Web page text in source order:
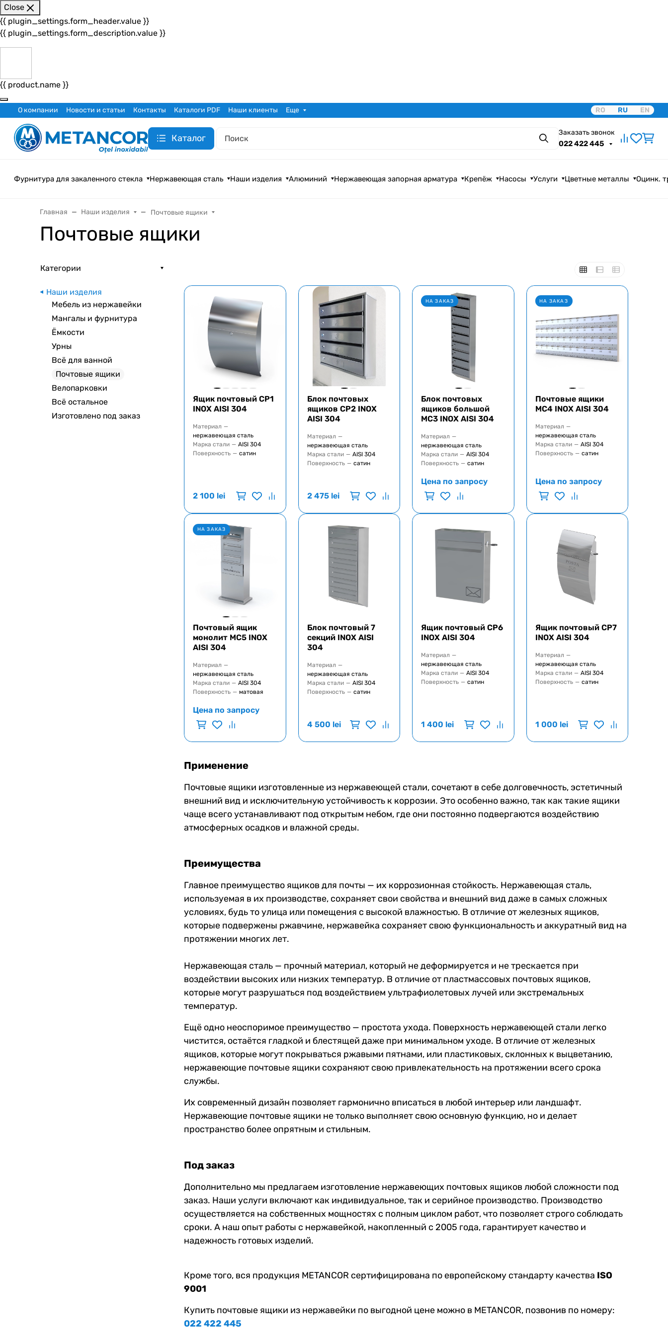
Close
{{ plugin_settings.form_header.value }}
{{ plugin_settings.form_description.value }}
{{ product.name }}
О компании Новости и статьи Контакты Каталоги PDF Наши клиенты Еще RO RU EN
Каталог Поиск
Заказать звонок
022 422 445
Фурнитура для закаленного стекла Нержавеющая сталь Наши изделия Алюминий Нержавеющая запорная арматура Крепёж Насосы Услуги Цветные металлы Оцинк.
Главная Наши изделия Почтовые ящики
Почтовые ящики
Категории
Наши изделия
Мебель из нержавейки
Мангалы и фурнитура
Ёмкости
Урны
Всё для ванной
Почтовые ящики
Велопарковки
Всё остальное
Изготовлено под заказ
Ящик почтовый CP1
INOX AISI 304
Материал —
нержавеющая сталь
Марка стали — AISI 304
Поверхность — сатин
2 100 lei
Блок почтовых
ящиков CP2 INOX
AISI 304
Материал —
нержавеющая сталь
Марка стали — AISI 304
Поверхность — сатин
2 475 lei
НА ЗАКАЗ
Блок почтовых
ящиков большой
MC3 INOX AISI 304
Материал —
нержавеющая сталь
Марка стали — AISI 304
Поверхность — сатин
Цена по запросу
НА ЗАКАЗ
Почтовые ящики
MC4 INOX AISI 304
Материал —
нержавеющая сталь
Марка стали — AISI 304
Поверхность — сатин
Цена по запросу
НА ЗАКАЗ
Почтовый ящик
монолит MC5 INOX
AISI 304
Материал —
нержавеющая сталь
Марка стали — AISI 304
Поверхность — матовая
Цена по запросу
Блок почтовый 7
секций INOX AISI
304
Материал —
нержавеющая сталь
Марка стали — AISI 304
Поверхность — сатин
4 500 lei
Ящик почтовый CP6
INOX AISI 304
Материал —
нержавеющая сталь
Марка стали — AISI 304
Поверхность — сатин
1 400 lei
Ящик почтовый CP7
INOX AISI 304
Материал —
нержавеющая сталь
Марка стали — AISI 304
Поверхность — сатин
1 000 lei
Применение
Почтовые ящики изготовленные из нержавеющей стали, сочетают в себе долговечность, эстетичный
внешний вид и исключительную устойчивость к коррозии. Это особенно важно, так как такие ящики
чаще всего устанавливают под открытым небом, где они постоянно подвергаются воздействию
атмосферных осадков и влажной среды.
Преимущества
Главное преимущество ящиков для почты — их коррозионная стойкость. Нержавеющая сталь,
используемая в их производстве, сохраняет свои свойства и внешний вид даже в самых сложных
условиях, будь то улица или помещения с высокой влажностью. В отличие от железных ящиков,
которые подвержены ржавчине, нержавейка сохраняет свою функциональность и аккуратный вид на
протяжении многих лет.
Нержавеющая сталь — прочный материал, который не деформируется и не трескается при
воздействии высоких или низких температур. В отличие от пластмассовых почтовых ящиков,
которые могут разрушаться под воздействием ультрафиолетовых лучей или экстремальных
температур.
Ещё одно неоспоримое преимущество — простота ухода. Поверхность нержавеющей стали легко
чистится, остаётся гладкой и блестящей даже при минимальном уходе. В отличие от железных
ящиков, которые могут покрываться ржавыми пятнами, или пластиковых, склонных к выцветанию,
нержавеющие почтовые ящики сохраняют свою привлекательность на протяжении всего срока
службы.
Их современный дизайн позволяет гармонично вписаться в любой интерьер или ландшафт.
Нержавеющие почтовые ящики не только выполняет свою основную функцию, но и делает
пространство более опрятным и стильным.
Под заказ
Дополнительно мы предлагаем изготовление нержавеющих почтовых ящиков любой сложности под
заказ. Наши услуги включают как индивидуальное, так и серийное производство. Производство
осуществляется на собственных мощностях с полным циклом работ, что позволяет строго соблюдать
сроки. А наш опыт работы с нержавейкой, накопленный с 2005 года, гарантирует качество и
надежность готовых изделий.
Кроме того, вся продукция METANCOR сертифицирована по европейскому стандарту качества ISO
9001
Купить почтовые ящики из нержавейки по выгодной цене можно в METANCOR, позвонив по номеру:
022 422 445